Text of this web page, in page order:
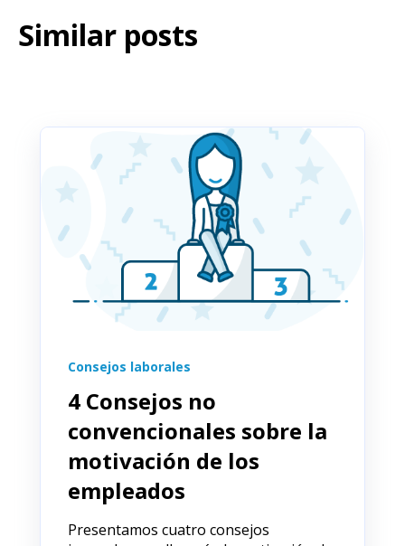
Similar posts
Consejos laborales
4 Consejos no
convencionales sobre la
motivación de los
empleados
Presentamos cuatro consejos